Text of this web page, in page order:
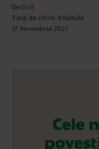
De DoR
Timp de citire: 3 minute
17 decembrie 2021